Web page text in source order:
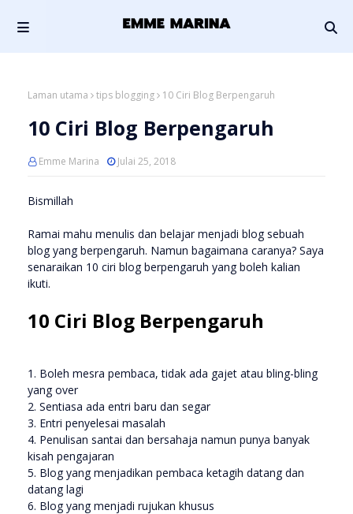
Laman utama tips blogging 10 Ciri Blog Berpengaruh
10 Ciri Blog Berpengaruh
Emme Marina Julai 25, 2018
Bismillah
Ramai mahu menulis dan belajar menjadi blog sebuah
blog yang berpengaruh. Namun bagaimana caranya? Saya
senaraikan 10 ciri blog berpengaruh yang boleh kalian
ikuti.
10 Ciri Blog Berpengaruh
1. Boleh mesra pembaca, tidak ada gajet atau bling-bling
yang over
2. Sentiasa ada entri baru dan segar
3. Entri penyelesai masalah
4. Penulisan santai dan bersahaja namun punya banyak
kisah pengajaran
5. Blog yang menjadikan pembaca ketagih datang dan
datang lagi
6. Blog yang menjadi rujukan khusus